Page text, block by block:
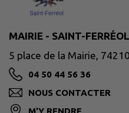
MAIRIE - SAINT-FERRÉOL
5 place de la Mairie,
04 50 44 56 36
NOUS CONTACTER
M'Y RENDRE